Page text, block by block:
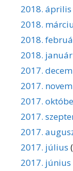
2018. április
2018.
2018.
2018. január
2017.
2017.
2017.
2017.
2017.
2017. július
2017. június